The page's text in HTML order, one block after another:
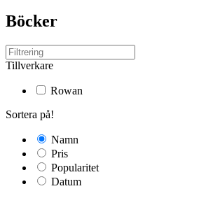
Böcker
Tillverkare
Rowan
Sortera på!
Namn
Pris
Popularitet
Datum